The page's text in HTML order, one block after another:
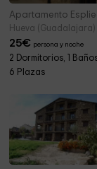
Apartamento
Hueva (Guadalajara)
25€ persona y noche
2 Dormitorios, 1
6 Plazas